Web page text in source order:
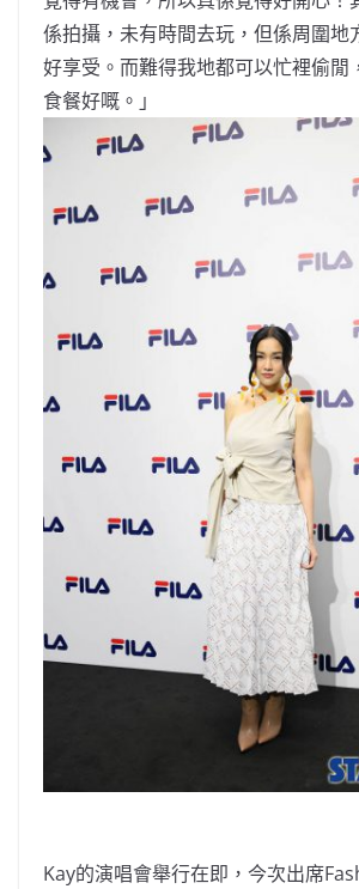
係拍攝，未有時間去玩，但係周圍地
好享受。而難得我地都可以忙裡偷閒
食餐好嘅。」
Kay的演唱會舉行在即，今次出席